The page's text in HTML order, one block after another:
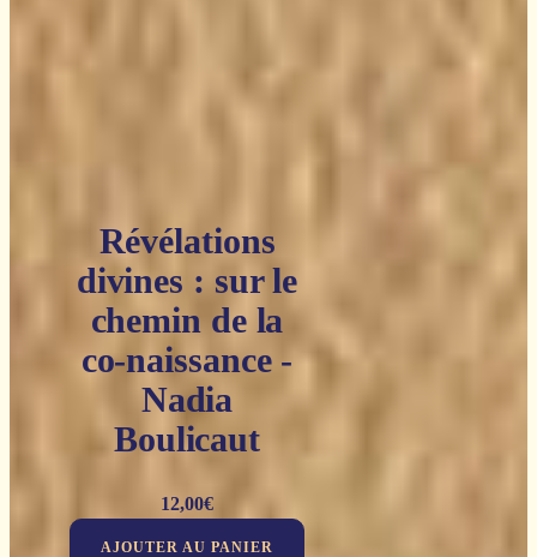
Révélations
divines : sur le
chemin de la
co-naissance -
Nadia
Boulicaut
12,00€
AJOUTER AU PANIER